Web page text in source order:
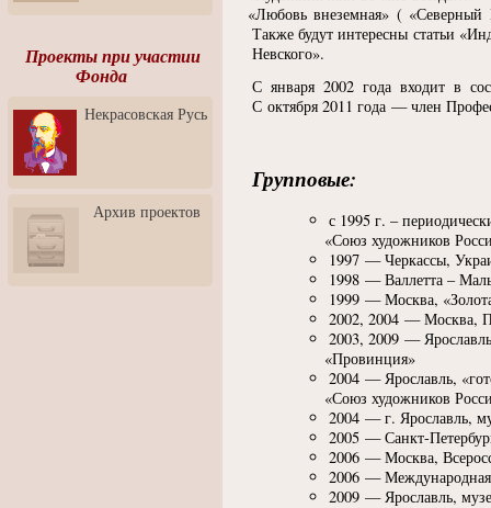
Отчётный концерт детского
театра танца "Задоринка"
Профессионалов - Эпизод
3: Обусловленности
человека и их влияние на
карьеру
скульптором Дмитрием
Тугариновым
АртБульвар в День города
Проекты при участии
Фонда
Некрасовская Русь
Архив проектов
«Любовь внеземная» ( «Северный
Также будут интересны статьи «
Невского».
С января 2002 года входит в
С октября 2011 года — член
Групповые:
с 1995 г. –
«Союз художников
1997 — Черкассы,
1998 — Валлетта –
1999 — Москва, «
2002, 2004 — Москва,
2003, 2009 —
«Провинция»
2004 — Ярославль, «
«Союз художников
2004 — г. Ярославль,
2005 — Санкт-
2006 — Москва,
2006 — Международная
2009 — Ярославль,